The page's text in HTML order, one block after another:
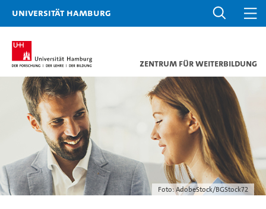
Universität Hamburg
Zentrum für Weiterbildung
Foto: AdobeStock/BGStock72